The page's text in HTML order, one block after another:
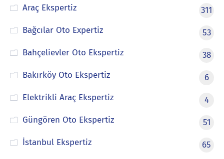
Araç Ekspertiz
311
Bağcılar Oto Expertiz
53
Bahçelievler Oto Ekspertiz
38
Bakırköy Oto Ekspertiz
6
Elektrikli Araç Ekspertiz
4
Güngören Oto Ekspertiz
51
İstanbul Ekspertiz
65